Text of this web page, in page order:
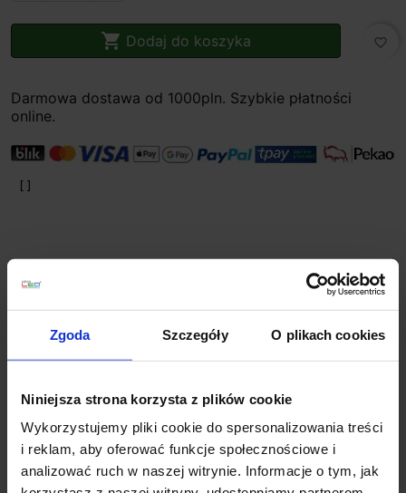
Zgoda Szczegóły O plikach cookies
Niniejsza strona korzysta z plików cookie
Wykorzystujemy pliki cookie do spersonalizowania treści
i reklam, aby oferować funkcje społecznościowe i
analizować ruch w naszej witrynie. Informacje o tym, jak
 Dodaj do koszyka favorite_border
Darmowa dostawa od 1000pln. Szybkie płatności
online.
Wsparcie techniczne
Jeśli masz pytania lub potrzebujesz pomocy, zadzwoń
lub napisz do nas: pracujemy od 8:00 do 18:00,